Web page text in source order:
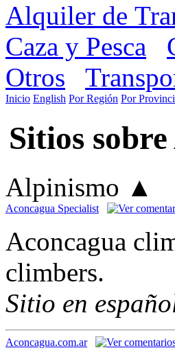
Alquiler de
Caza y Pesca
Otros
Inicio English Por Región Por
Sitios
Alpinismo ▲
Aconcagua Specialist
Aconcagua
climbers.
Sitio en
Aconcagua.com.ar